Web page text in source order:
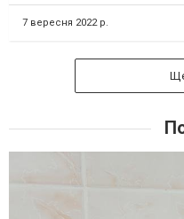
7 вересня 2022 р.